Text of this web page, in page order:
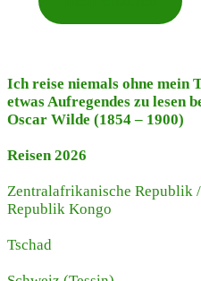
Ich reise niemals ohne mein
etwas Aufregendes zu lesen
Oscar Wilde (1854 – 1900)
Reisen 2026
Zentralafrikanische Republik /
Republik Kongo
Tschad